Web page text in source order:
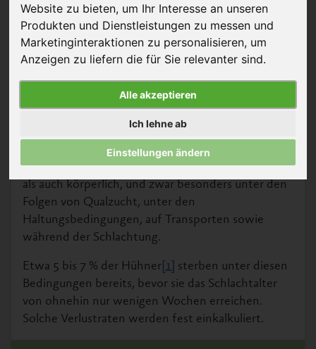
Website zu bieten, um Ihr Interesse an unseren
Produkten und Dienstleistungen zu messen und
Marketinginteraktionen zu personalisieren, um
Anzeigen zu liefern die für Sie relevanter sind.
Alle akzeptieren
Ich lehne ab
Einstellungen ändern
Als »Masthühner« werden Hühner bezeichnet, die
zum Zweck der Fleischproduktion gehalten
werden. Meist werden dafür besonders schnell
und massiv wachsende Rassen und Zuchtlinien
verwendet. Von der Industrie werden sowohl
männliche als auch weibliche Tiere »Hähnchen«
oder »Broiler« genannt.
Hühner sind intelligente und soziale Lebewesen. In
der Massentierhaltung leiden sie sowohl psychisch
als auch körperlich, und zwar besonders unter den
Folgen von Qualzucht, unter den
Haltungsbedingungen, auf Transporten sowie
während der Schlachtung.
Etwa 5 bis 7 % der Hühner [1]
sterben unter diesen
Bedingungen bereits, bevor sie das Schlachtalter
von ohnehin nur wenigen Wochen erreichen.
Solche Verlustraten werden fest einkalkuliert.